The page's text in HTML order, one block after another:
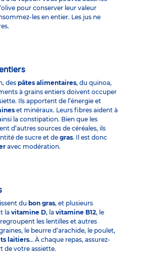
pour conserver leur valeur
les en entier. Les jus ne
des pâtes alimentaires, du quinoa,
à grains entiers doivent occuper
Ils apportent de l’énergie et
et minéraux. Leurs fibres aident à
la constipation. Bien que les
d’autres sources de céréales, ils
de sucre et de gras. Il est donc
avec modération.
du bon gras, et plusieurs
lavitamine D, la vitamine B12, le
les lentilles et autres
le beurre d’arachide, le poulet,
laitiers… À chaque repas, assurez-
de votre assiette.